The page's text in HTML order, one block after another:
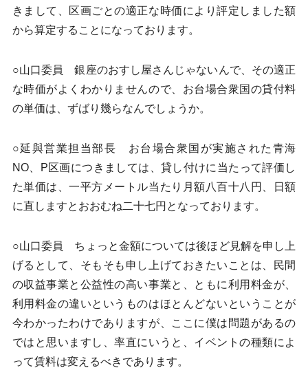
きまして、区画ごとの適正な時価により評定しました額
から算定することになっております。
○山口委員 銀座のおすし屋さんじゃないんで、その適正
な時価がよくわかりませんので、お台場合衆国の貸付料
の単価は、ずばり幾らなんでしょうか。
○延與営業担当部長 お台場合衆国が実施された青海
NO、P区画につきましては、貸し付けに当たって評価し
た単価は、一平方メートル当たり月額八百十八円、日額
に直しますとおおむね二十七円となっております。
○山口委員 ちょっと金額については後ほど見解を申し上
げるとして、そもそも申し上げておきたいことは、民間
の収益事業と公益性の高い事業と、ともに利用料金が、
利用料金の違いというものはほとんどないということが
今わかったわけでありますが、ここに僕は問題があるの
ではと思いますし、率直にいうと、イベントの種類によ
って賃料は変えるべきであります。